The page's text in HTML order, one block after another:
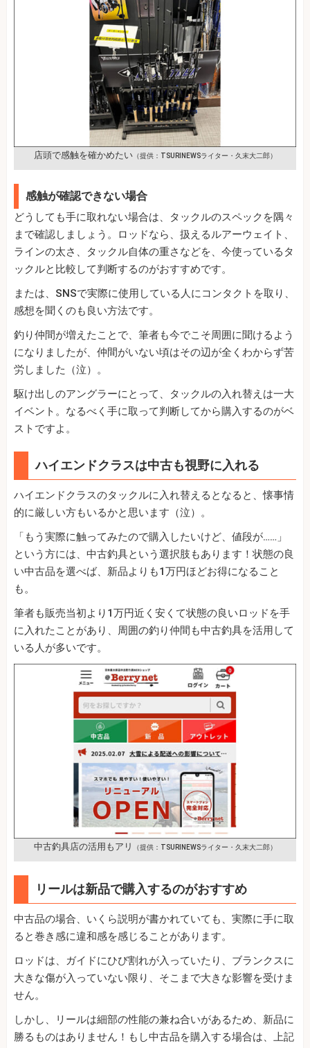
店頭で感触を確かめたい（提供：TSURINEWSライター・久末大二郎）
感触が確認できない場合
どうしても手に取れない場合は、タックルのスペックを隅々
まで確認しましょう。ロッドなら、扱えるルアーウェイト、
ラインの太さ、タックル自体の重さなどを、今使っているタ
ックルと比較して判断するのがおすすめです。
または、SNSで実際に使用している人にコンタクトを取り、
感想を聞くのも良い方法です。
釣り仲間が増えたことで、筆者も今でこそ周囲に聞けるよう
になりましたが、仲間がいない頃はその辺が全くわからず苦
労しました（泣）。
駆け出しのアングラーにとって、タックルの入れ替えは一大
イベント。なるべく手に取って判断してから購入するのがベ
ストですよ。
ハイエンドクラスは中古も視野に入れる
ハイエンドクラスのタックルに入れ替えるとなると、懐事情
的に厳しい方もいるかと思います（泣）。
「もう実際に触ってみたので購入したいけど、値段が……」
という方には、中古釣具という選択肢もあります！状態の良
い中古品を選べば、新品よりも1万円ほどお得になること
も。
筆者も販売当初より1万円近く安くて状態の良いロッドを手
に入れたことがあり、周囲の釣り仲間も中古釣具を活用して
いる人が多いです。
中古釣具店の活用もアリ （提供：TSURINEWSライター・久末大二郎）
リールは新品で購入するのがおすすめ
中古品の場合、いくら説明が書かれていても、実際に手に取
ると巻き感に違和感を感じることがあります。
ロッドは、ガイドにひび割れが入っていたり、ブランクスに
大きな傷が入っていない限り、そこまで大きな影響を受けま
せん。
しかし、リールは細部の性能の兼ね合いがあるため、新品に
勝るものはありません！もし中古品を購入する場合は、上記